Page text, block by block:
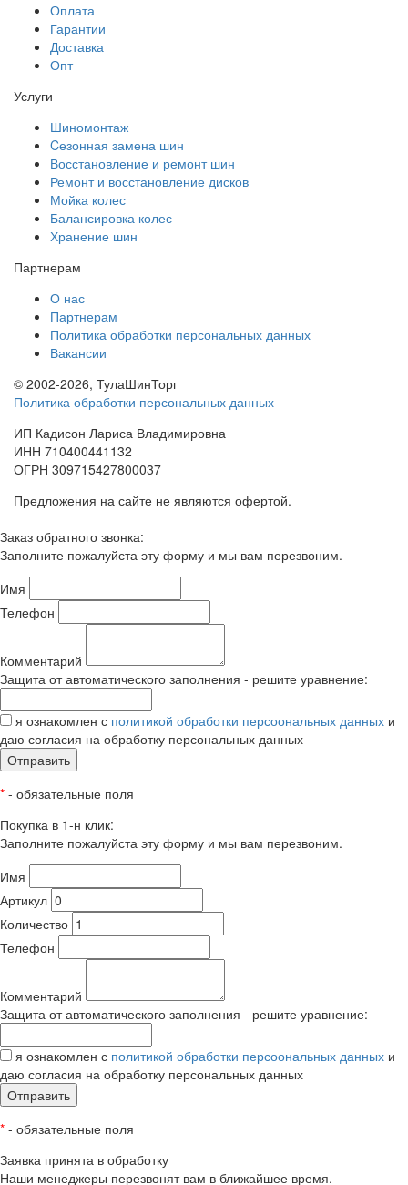
Оплата
Гарантии
Доставка
Опт
Услуги
Шиномонтаж
Cезонная замена шин
Восстановление и ремонт шин
Ремонт и восстановление дисков
Мойка колес
Балансировка колес
Хранение шин
Партнерам
О нас
Партнерам
Политика обработки персональных данных
Вакансии
© 2002-2026, ТулаШинТорг
Политика обработки персональных данных
ИП Кадисон Лариса Владимировна
ИНН 710400441132
ОГРН 309715427800037
Предложения на сайте не являются офертой.
Заказ обратного звонка:
Заполните пожалуйста эту форму и мы вам перезвоним.
Имя
Телефон
Комментарий
Защита от автоматического заполнения - решите уравнение:
я ознакомлен с политикой обработки персоональных данных и
даю согласия на обработку персональных данных
Отправить
* - обязательные поля
Покупка в 1-н клик:
Заполните пожалуйста эту форму и мы вам перезвоним.
Имя
Артикул
Количество
Телефон
Комментарий
Защита от автоматического заполнения - решите уравнение:
я ознакомлен с политикой обработки персоональных данных и
даю согласия на обработку персональных данных
Отправить
* - обязательные поля
Заявка принята в обработку
Наши менеджеры перезвонят вам в ближайшее время.